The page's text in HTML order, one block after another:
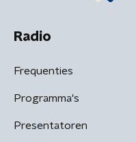
Radio
Frequenties
Programma's
Presentatoren